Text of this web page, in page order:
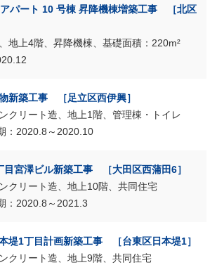
パート 10 号棟 昇降機棟増築工事 ［北区
地上4階、昇降機棟、基礎
220m²
新築工事 ［足立区西伊興］
クリート造、地上1階、管理棟・トイレ
2020.8～2020.10
目宮澤ビル新築工事 ［大田区西蒲田6］
クリート造、地上10階、共同住宅
2020.8～2021.3
堤1丁目計画新築工事 ［台東区日本堤1］
クリート造、地上9階、共同住宅